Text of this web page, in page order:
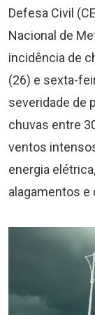
Defesa Civil
Nacional de
incidência de
(26) e sexta-
severidade de
chuvas entre
ventos
energia
alagamentos e